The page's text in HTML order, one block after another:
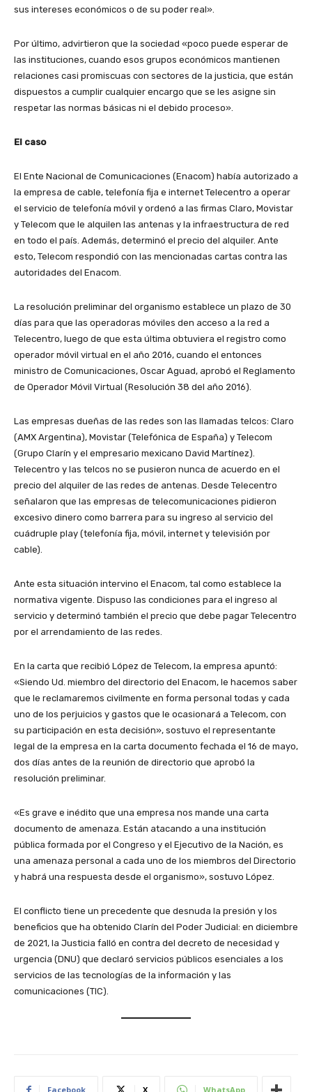
sus intereses económicos o de su poder real».
Por último, advirtieron que la sociedad «poco puede esperar de
las instituciones, cuando esos grupos económicos mantienen
relaciones casi promiscuas con sectores de la justicia, que están
dispuestos a cumplir cualquier encargo que se les asigne sin
respetar las normas básicas ni el debido proceso».
El caso
El Ente Nacional de Comunicaciones (Enacom) había autorizado a
la empresa de cable, telefonía fija e internet Telecentro a operar
el servicio de telefonía móvil y ordenó a las firmas Claro, Movistar
y Telecom que le alquilen las antenas y la infraestructura de red
en todo el país. Además, determinó el precio del alquiler. Ante
esto, Telecom respondió con las mencionadas cartas contra las
autoridades del Enacom.
La resolución preliminar del organismo establece un plazo de 30
días para que las operadoras móviles den acceso a la red a
Telecentro, luego de que esta última obtuviera el registro como
operador móvil virtual en el año 2016, cuando el entonces
ministro de Comunicaciones, Oscar Aguad, aprobó el Reglamento
de Operador Móvil Virtual (Resolución 38 del año 2016).
Las empresas dueñas de las redes son las llamadas telcos: Claro
(AMX Argentina), Movistar (Telefónica de España) y Telecom
(Grupo Clarín y el empresario mexicano David Martínez).
Telecentro y las telcos no se pusieron nunca de acuerdo en el
precio del alquiler de las redes de antenas. Desde Telecentro
señalaron que las empresas de telecomunicaciones pidieron
excesivo dinero como barrera para su ingreso al servicio del
cuádruple play (telefonía fija, móvil, internet y televisión por
cable).
Ante esta situación intervino el Enacom, tal como establece la
normativa vigente. Dispuso las condiciones para el ingreso al
servicio y determinó también el precio que debe pagar Telecentro
por el arrendamiento de las redes.
En la carta que recibió López de Telecom, la empresa apuntó:
«Siendo Ud. miembro del directorio del Enacom, le hacemos saber
que le reclamaremos civilmente en forma personal todas y cada
uno de los perjuicios y gastos que le ocasionará a Telecom, con
su participación en esta decisión», sostuvo el representante
legal de la empresa en la carta documento fechada el 16 de mayo,
dos días antes de la reunión de directorio que aprobó la
resolución preliminar.
«Es grave e inédito que una empresa nos mande una carta
documento de amenaza. Están atacando a una institución
pública formada por el Congreso y el Ejecutivo de la Nación, es
una amenaza personal a cada uno de los miembros del Directorio
y habrá una respuesta desde el organismo», sostuvo López.
El conflicto tiene un precedente que desnuda la presión y los
beneficios que ha obtenido Clarín del Poder Judicial: en diciembre
de 2021, la Justicia falló en contra del decreto de necesidad y
urgencia (DNU) que declaró servicios públicos esenciales a los
servicios de las tecnologías de la información y las
comunicaciones (TIC).
Facebook X WhatsApp